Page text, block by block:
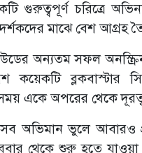
গুরুত্বপূর্ণ চরিত্রে
মাঝে বেশ আগ্রহ
অন্যতম সফল অনস্ক্রিন
ব্লকবাস্টার
সময় একে অপরের থেকে
অভিমান ভুলে আবারও
থেকে শুরু হতে যাওয়া